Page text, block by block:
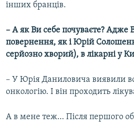
інших бранців.
– А як Ви себе почуваєте? Адже
повернення, як і Юрій
серйозно хворий), в лікарні у
– У Юрія Даниловича виявили
онкологію. І він проходить
А в мене теж… Після першого